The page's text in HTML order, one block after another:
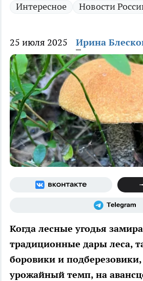
Интересное Новости
25 июля 2025 Ирина
Когда лесные угодья
традиционные дары леса,
боровики и
урожайный темп, на